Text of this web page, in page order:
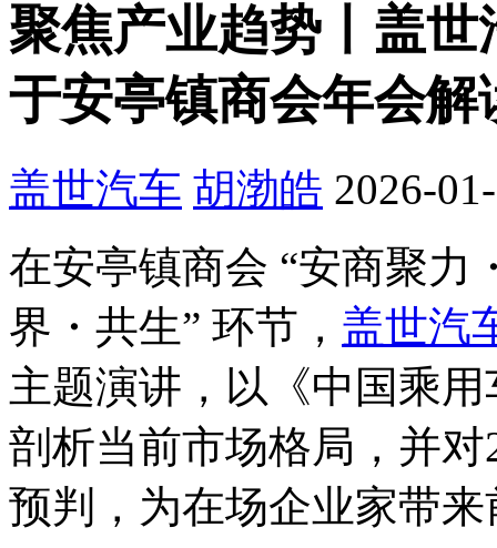
聚焦产业趋势丨盖
于安亭镇商会年会
盖世汽车 胡渤皓 2026-
在安亭镇商会 “安商聚力
界・共生” 环节， 盖世汽
主题演讲，以《中国乘
剖析当前市场格局，并
预判，为在场企业家带